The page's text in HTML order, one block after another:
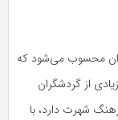
محسوب می‌شود که
از گردشگران
شهرت دارد، با